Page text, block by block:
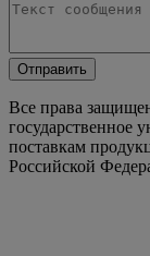
Отправить
Все права
государственное
поставкам
Российской